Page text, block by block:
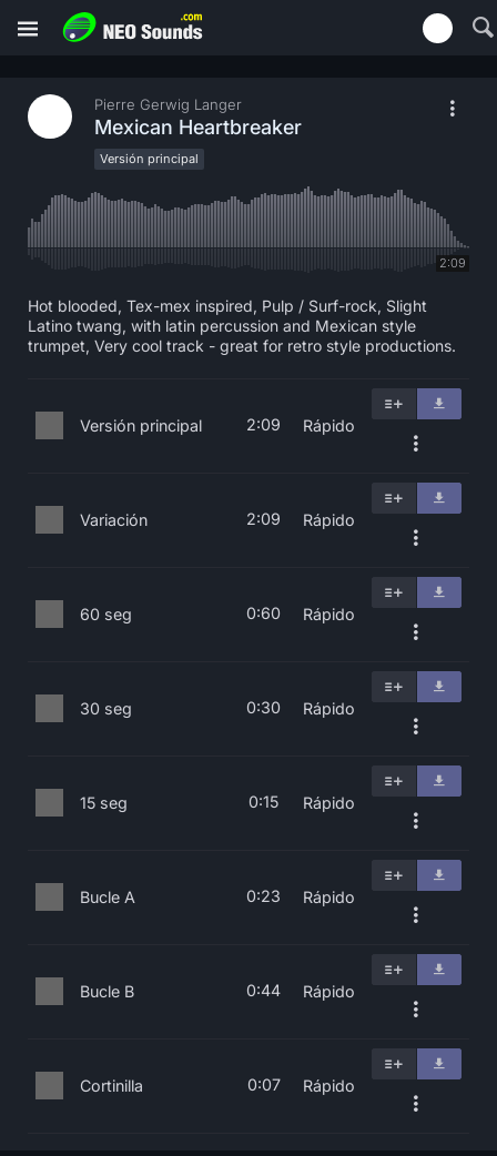
Pierre Gerwig Langer
Mexican Heartbreaker
Versión principal
2:09
Hot blooded, Tex-mex inspired, Pulp / Surf-rock, Slight
Latino twang, with latin percussion and Mexican style
trumpet, Very cool track - great for retro style productions.
Versión principal 2:09 Rápido
Variación 2:09 Rápido
60 seg 0:60 Rápido
30 seg 0:30 Rápido
15 seg 0:15 Rápido
Bucle A 0:23 Rápido
Bucle B 0:44 Rápido
Cortinilla 0:07 Rápido